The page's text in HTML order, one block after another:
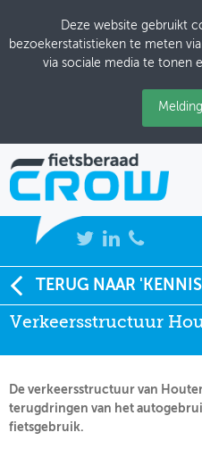
Deze website gebruikt
bezoekerstatistieken te meten
via sociale media te tonen
NIEUWS
BIJEENKOMSTEN
KENNISBANK
ADRESSENBOEK
OVER FIETSBERAAD
TERUG NAAR
Verkeersstructuur
Soort:
Artikelen
Uitgever:
CROW
De verkeersstructuur van
terugdringen van het
fietsgebruik.